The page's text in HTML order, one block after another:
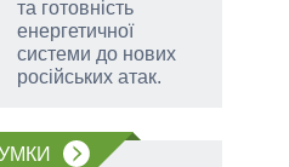
та готовність
енергетичної
системи до нових
російських атак.